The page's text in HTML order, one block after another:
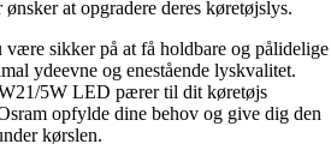
at opgradere deres køretøjslys.
sikker på at få holdbare og pålidelige
ydeevne og enestående lyskvalitet.
5W LED pærer til dit køretøjs
opfylde dine behov og give dig den
kørslen.